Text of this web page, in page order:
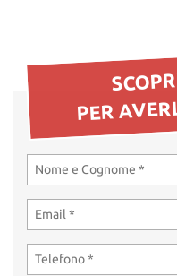
PER
Cookie necessari